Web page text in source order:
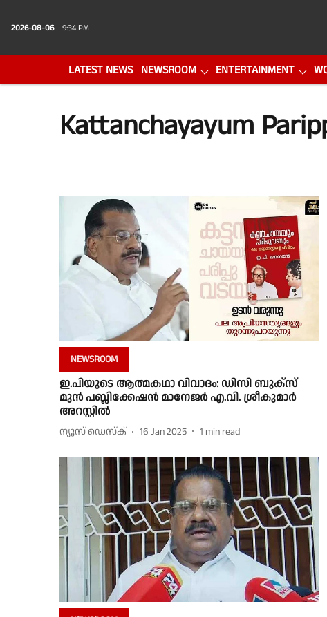
2026-08-06 9:34 PM
LATEST NEWS NEWSROOM ENTERTAINMENT
Kattanchayayum
NEWSROOM
ഇ.പിയുടെ ആത്മകഥാ വിവാദം: ഡിസി ബുക്സ്
മുൻ പബ്ലിക്കേഷൻ മാനേജർ എ.വി. ശ്രീകുമാർ
അറസ്റ്റിൽ
ന്യൂസ് ഡെസ്ക് 16 Jan 2025 1 min read